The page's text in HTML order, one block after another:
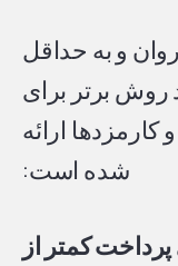
و به حداقل
روش برتر برای
ارائه
شده است:
کمتر از